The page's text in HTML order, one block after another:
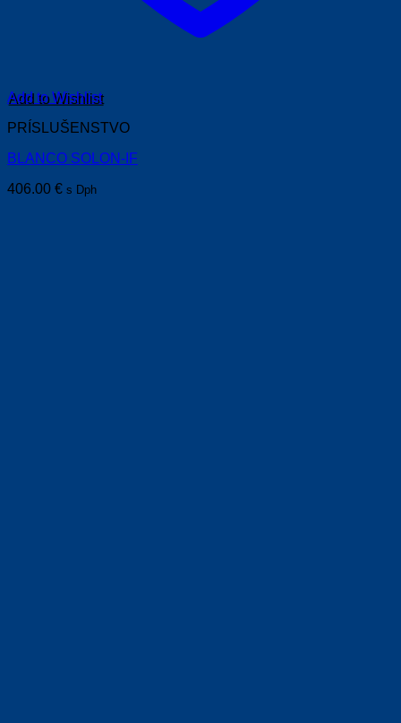
Add to Wishlist
PRÍSLUŠENSTVO
BLANCO SOLON-IF
406.00 € s Dph